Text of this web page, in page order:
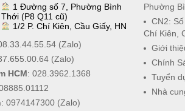
1 Đường số 7, Phường Bình
Thới (P8 Q11 cũ)
1/2 P. Chí Kiên, Cầu Giấy, HN
(Zalo)
(Zalo)
HCM: 028.3962.1368
: 0974147300(Zalo)
Phường
CN2:
Chí Kiên,
Giới
Chính
Tuyển
Nhà